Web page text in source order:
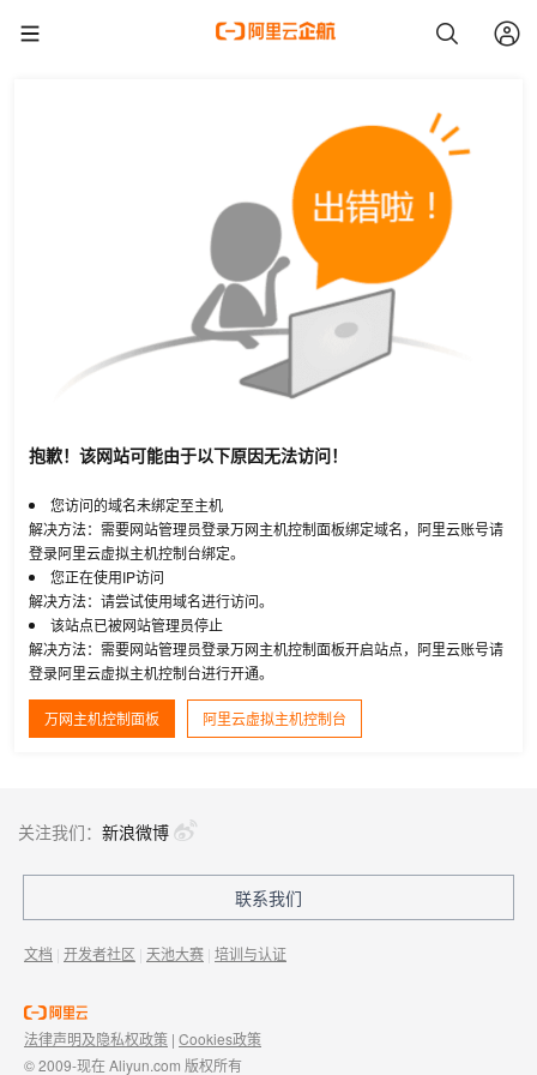
抱歉！该网站可能由于以下原因无法访问！
您访问的域名未绑定至主机
解决方法：需要网站管理员登录万网主机控制面板绑定域名，阿里云账号请
登录阿里云虚拟主机控制台绑定。
您正在使用IP访问
解决方法：请尝试使用域名进行访问。
该站点已被网站管理员停止
解决方法：需要网站管理员登录万网主机控制面板开启站点，阿里云账号请
登录阿里云虚拟主机控制台进行开通。
万网主机控制面板 阿里云虚拟主机控制台